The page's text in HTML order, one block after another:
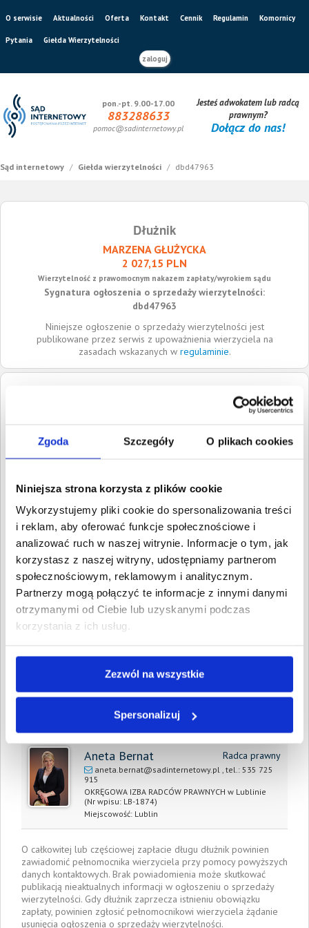
Zgoda Szczegóły O plikach cookies
Niniejsza strona korzysta z plików cookie
Wykorzystujemy pliki cookie do spersonalizowania treści
i reklam, aby oferować funkcje społecznościowe i
analizować ruch w naszej witrynie. Informacje o tym, jak
korzystasz z naszej witryny, udostępniamy partnerom
społecznościowym, reklamowym i analitycznym.
Partnerzy mogą połączyć te informacje z innymi danymi
otrzymanymi od Ciebie lub uzyskanymi podczas
korzystania z ich usług.
Zezwól na wszystkie
Spersonalizuj
O serwisie Aktualności Oferta Kontakt Cennik Regulamin Komornicy
Pytania
Giełda Wierzytelności
zaloguj
pon.-pt. 9.00-17.00
883288633
pomoc@sadinternetowy.pl
Jesteś adwokatem lub radcą
prawnym?
Dołącz do nas!
Sąd internetowy / Giełda wierzytelności / dbd47963
Dłużnik
MARZENA GŁUŻYCKA
2 027,15 PLN
Wierzytelność z prawomocnym nakazem zapłaty/wyrokiem sądu
Sygnatura ogłoszenia o sprzedaży wierzytelności:
dbd47963
Niniejsze ogłoszenie o sprzedaży wierzytelności jest
publikowane przez serwis z upoważnienia wierzyciela na
zasadach wskazanych w regulaminie.
MARZENA GŁUŻYCKA
Roszczenia:
sierpnia 2013
W sumie: Wartość:1 880,95 PLN
Koszty sądowe:
Spłacono:
484,18 PLN
Całkowita
wartość wierzytelności:
2 027,15 PLN
Prawomocny nakaz
9 lipca 2016
Pełnomocnik wierzyciela:
Aneta Bernat Radca prawny
aneta.bernat@sadinternetowy.pl , tel.: 535 725
915
OKRĘGOWA IZBA RADCÓW PRAWNYCH w Lublinie
(Nr wpisu: LB-1874)
Miejscowość: Lublin
O całkowitej lub częściowej zapłacie długu dłużnik powinien
zawiadomić pełnomocnika wierzyciela przy pomocy powyższych
danych kontaktowych. Brak powiadomienia może skutkować
publikacją nieaktualnych informacji w ogłoszeniu o sprzedaży
wierzytelności. Gdy dłużnik zaprzecza istnieniu obowiązku
zapłaty, powinien zgłosić pełnomocnikowi wierzyciela żądanie
usunięcia ogłoszenia o sprzedaży wierzytelności.